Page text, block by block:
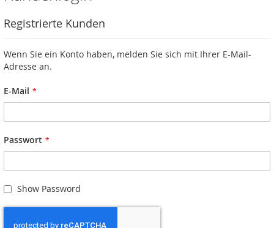
Registrierte Kunden
Wenn Sie ein Konto haben, melden Sie sich mit Ihrer E-Mail-
Adresse an.
E-Mail
Passwort
Show Password